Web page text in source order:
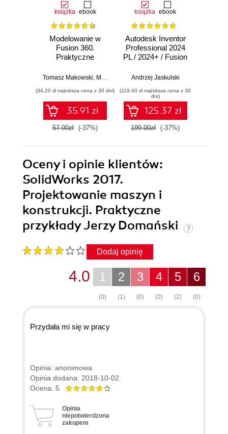
książka ebook
Modelowanie w
Fusion 360.
Praktyczne
Tomasz Makowski, Marcelina Jałowiec , Amelia Święcicka
(34,20 zł najniższa cena z 30 dni)
35.91 zł
57.00zł (-37%)
książka ebook
Autodesk Inventor
Professional 2024
PL / 2024+ / Fusion
efektywnego
Andrzej Jaskulski
(119,40 zł najniższa cena z 30
dni)
125.37 zł
199.00zł (-37%)
Oceny i opinie klientów:
SolidWorks 2017.
Projektowanie maszyn i
konstrukcji. Praktyczne
przykłady Jerzy Domański
Dodaj opinię
6
(0)
5
(2)
4
(0)
3
(0)
2
(1)
1
(0)
4.0
Przydała mi się w pracy
Opinia: anonimowa
Opinia dodana: 2018-10-02
Ocena: 5
Opinia
niepotwierdzona
zakupem